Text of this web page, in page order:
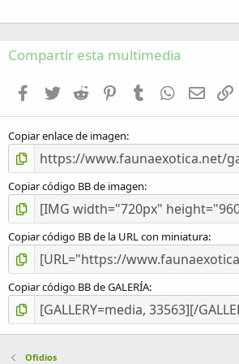
Compartir esta multimedia
Facebook
Twitter Reddit PinterestTumblr WhatsApp
Email
Copiar enlace de imagen
Copiar código BB de imagen
Copiar código BB de la URL con miniatura
Copiar código BB de GALERÍA
Ofidios